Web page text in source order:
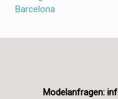
Modelanfragen: